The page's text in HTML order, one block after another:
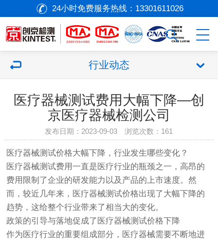
24小时免费服务热线： 13301611026
行业动态
医疗器械测试费用大幅下降—创
京医疗器械检测公司
发布日期：2023-09-03 浏览次数： 161
医疗器械测试价格大幅下降，行业发生哪些变化？
医疗器械测试费用一直是医疗行业的瓶颈之一，高昂的
费用限制了企业的研发能力以及产品的上市速度。然
而，较近几年来， 医疗器械测试价格出现了大幅下降的
趋势，这给整个行业带来了相当大的变化。
政策的引导与落地促成了 医疗器械测试价格下降
作为医疗行业的重要组成部分， 医疗器械需要不断地进